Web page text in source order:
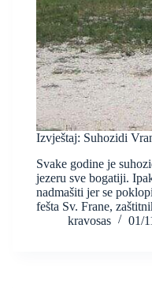
Izvještaj: Suhozidi
Svake godine je
jezeru sve bogatiji.
nadmašiti jer se
fešta Sv. Frane,
kravosas
01/